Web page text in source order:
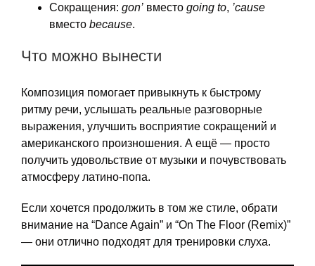
Сокращения: gon’ вместо going to, ’cause
вместо because.
Что можно вынести
Композиция помогает привыкнуть к быстрому
ритму речи, услышать реальные разговорные
выражения, улучшить восприятие сокращений и
американского произношения. А ещё — просто
получить удовольствие от музыки и почувствовать
атмосферу латино-попа.
Если хочется продолжить в том же стиле, обрати
внимание на “Dance Again” и “On The Floor (Remix)”
— они отлично подходят для тренировки слуха.